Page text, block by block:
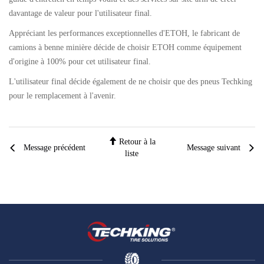
davantage de valeur pour l'utilisateur final.
Appréciant les performances exceptionnelles d'ETOH, le fabricant de
camions à benne minière décide de choisir ETOH comme équipement
d'origine à 100% pour cet utilisateur final.
L'utilisateur final décide également de ne choisir que des pneus Techking
pour le remplacement à l'avenir.
Message précédent
Retour à la
liste
Message suivant